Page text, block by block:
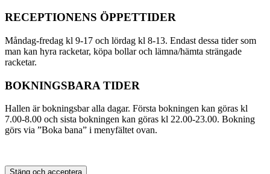
RECEPTIONENS ÖPPETTIDER
Måndag-fredag kl 9-17 och lördag kl 8-13. Endast dessa tider som
man kan hyra racketar, köpa bollar och lämna/hämta strängade
racketar.
BOKNINGSBARA TIDER
Hallen är bokningsbar alla dagar. Första bokningen kan göras kl
7.00-8.00 och sista bokningen kan göras kl 22.00-23.00. Bokning
görs via ”Boka bana” i menyfältet ovan.